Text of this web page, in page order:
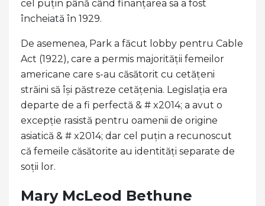
cel puțin până când finanțarea sa a fost
încheiată în 1929.
De asemenea, Park a făcut lobby pentru Cable
Act (1922), care a permis majorității femeilor
americane care s-au căsătorit cu cetățeni
străini să își păstreze cetățenia. Legislația era
departe de a fi perfectă & # x2014; a avut o
excepție rasistă pentru oamenii de origine
asiatică & # x2014; dar cel puțin a recunoscut
că femeile căsătorite au identități separate de
soții lor.
Mary McLeod Bethune